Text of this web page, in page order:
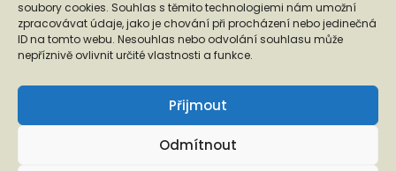
soubory cookies. Souhlas s těmito technologiemi nám umožní
zpracovávat údaje, jako je chování při procházení nebo jedinečná
ID na tomto webu. Nesouhlas nebo odvolání souhlasu může
nepříznivě ovlivnit určité vlastnosti a funkce.
Přijmout
Odmítnout
❬ ❭